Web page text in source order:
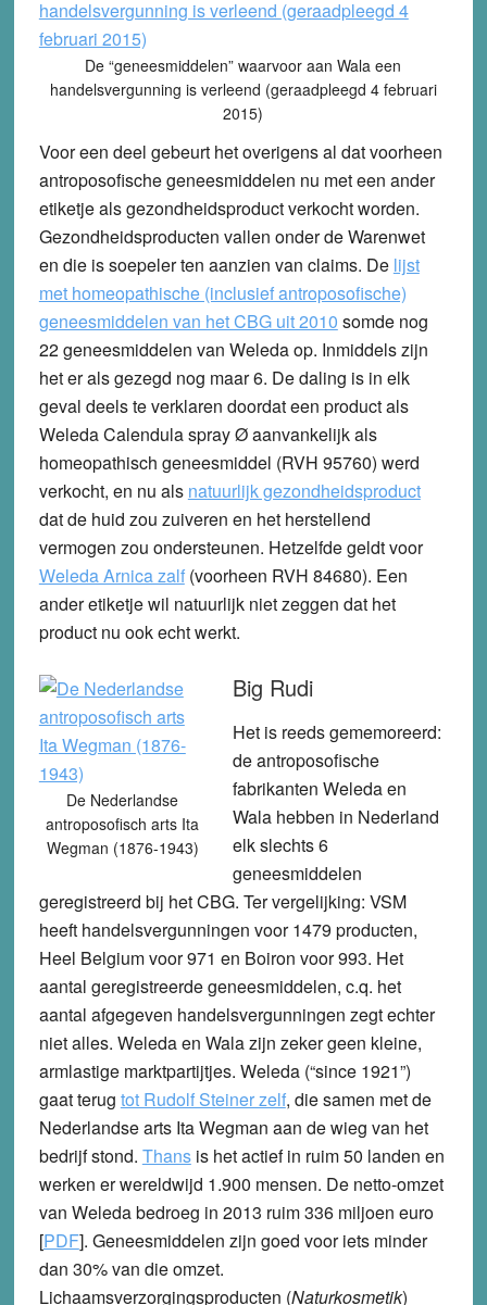
De “geneesmiddelen” waarvoor aan Wala een
handelsvergunning is verleend (geraadpleegd 4 februari
2015)
Voor een deel gebeurt het overigens al dat voorheen
antroposofische geneesmiddelen nu met een ander
etiketje als gezondheidsproduct verkocht worden.
Gezondheidsproducten vallen onder de Warenwet
en die is soepeler ten aanzien van claims. De lijst
met homeopathische (inclusief antroposofische)
geneesmiddelen van het CBG uit 2010 somde nog
22 geneesmiddelen van Weleda op. Inmiddels zijn
het er als gezegd nog maar 6. De daling is in elk
geval deels te verklaren doordat een product als
Weleda Calendula spray Ø aanvankelijk als
homeopathisch geneesmiddel (RVH 95760) werd
verkocht, en nu als natuurlijk gezondheidsproduct
dat de huid zou zuiveren en het herstellend
vermogen zou ondersteunen. Hetzelfde geldt voor
Weleda Arnica zalf(voorheen RVH 84680). Een
ander etiketje wil natuurlijk niet zeggen dat het
product nu ook echt werkt.
De Nederlandse
antroposofisch arts Ita
Wegman (1876-1943)
Big Rudi
Het is reeds gememoreerd:
de antroposofische
fabrikanten Weleda en
Wala hebben in Nederland
elk slechts 6
geneesmiddelen
geregistreerd bij het CBG. Ter vergelijking: VSM
heeft handelsvergunningen voor 1479 producten,
Heel Belgium voor 971 en Boiron voor 993. Het
aantal geregistreerde geneesmiddelen, c.q. het
aantal afgegeven handelsvergunningen zegt echter
niet alles. Weleda en Wala zijn zeker geen kleine,
armlastige marktpartijtjes. Weleda (“since 1921”)
gaat terug tot Rudolf Steiner zelf, die samen met de
Nederlandse arts Ita Wegman aan de wieg van het
bedrijf stond. Thansis het actief in ruim 50 landen en
werken er wereldwijd 1.900 mensen. De netto-omzet
van Weleda bedroeg in 2013 ruim 336 miljoen euro
[PDF]. Geneesmiddelen zijn goed voor iets minder
dan 30% van die omzet.
Lichaamsverzorgingsproducten (Naturkosmetik)